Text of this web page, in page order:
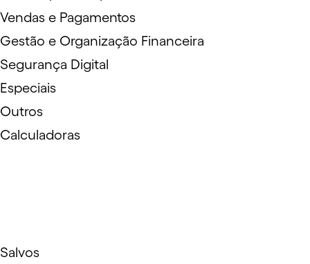
Vendas e Pagamentos
Gestão e Organização Financeira
Segurança Digital
Especiais
Outros
Calculadoras
Salvos